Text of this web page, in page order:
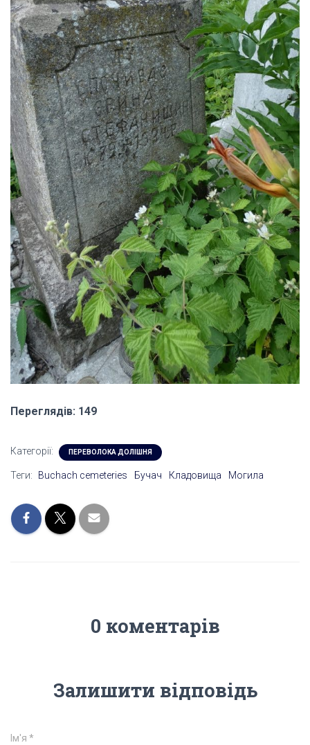
Переглядів: 149
Категорії: ПЕРЕВОЛОКА ДОЛІШНЯ
Теги: Buchach cemeteries Бучач Кладовища Могила
0 коментарів
Залишити відповідь
Ім'я *